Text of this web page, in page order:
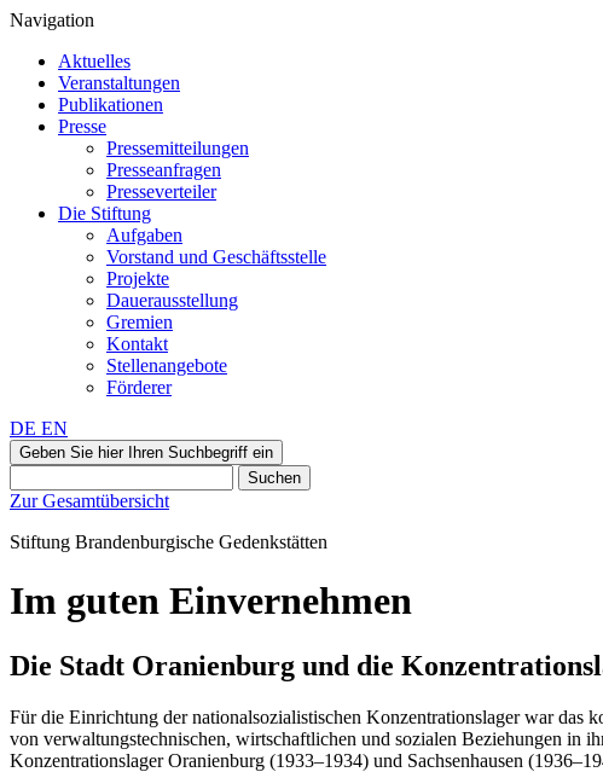
Navigation
Aktuelles
Veranstaltungen
Publikationen
Presse
Pressemitteilungen
Presseanfragen
Presseverteiler
Die Stiftung
Aufgaben
Vorstand und Geschäftsstelle
Projekte
Dauerausstellung
Gremien
Kontakt
Stellenangebote
Förderer
DE EN
Geben Sie hier Ihren Suchbegriff ein
Suchen
Zur Gesamtübersicht
Stiftung Brandenburgische Gedenkstätten
Im guten Einvernehmen
Die Stadt Oranienburg und die
Für die Einrichtung der nationalsozialistischen Konzentrationslager war das
von verwaltungstechnischen, wirtschaftlichen und sozialen Beziehungen in
Konzentrationslager Oranienburg (1933–1934) und Sachsenhausen